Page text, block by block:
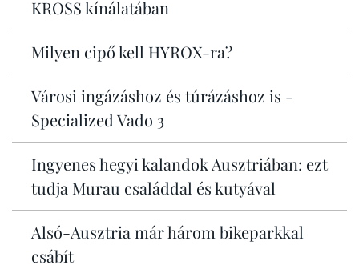
KROSS kínálatában
Milyen cipő kell HYROX-ra?
Városi ingázáshoz és túrázáshoz is -
Specialized Vado 3
Ingyenes hegyi kalandok Ausztriában: ezt
tudja Murau családdal és kutyával
Alsó-Ausztria már három bikeparkkal
csábít